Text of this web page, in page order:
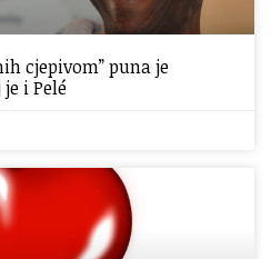
cjepivom” puna je
i Pelé